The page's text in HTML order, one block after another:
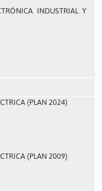
INDUSTRIAL Y
(PLAN 2024)
(PLAN 2009)